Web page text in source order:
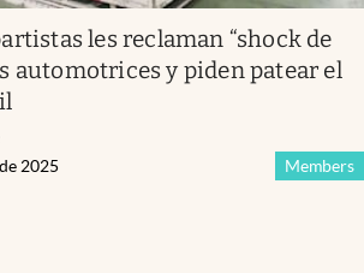
les reclaman “shock de
automotrices y piden patear el
Members
2025